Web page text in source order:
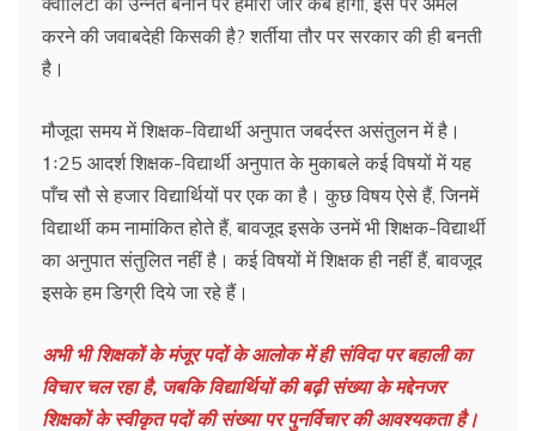
करने की जवाबदेही किसकी है? शर्तीया तौर पर सरकार की ही बनती
है।
मौजूदा समय में शिक्षक-विद्यार्थी अनुपात जबर्दस्त असंतुलन में है।
1ः25 आदर्श शिक्षक-विद्यार्थी अनुपात के मुकाबले कई विषयों में यह
पाँच सौ से हजार विद्यार्थियों पर एक का है। कुछ विषय ऐसे हैं, जिनमें
विद्यार्थी कम नामांकित होते हैं, बावजूद इसके उनमें भी शिक्षक-विद्यार्थी
का अनुपात संतुलित नहीं है। कई विषयों में शिक्षक ही नहीं हैं, बावजूद
इसके हम डिग्री दिये जा रहे हैं।
अभी भी शिक्षकों के मंजूर पदों के आलोक में ही संविदा पर बहाली का
विचार चल रहा है, जबकि विद्यार्थियों की बढ़ी संख्या के मद्देनजर
शिक्षकों के स्वीकृत पदों की संख्या पर पुनर्विचार की आवश्यकता है।